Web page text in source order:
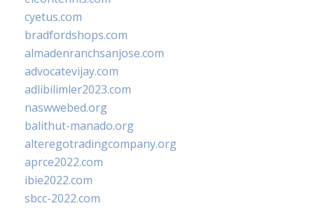
cyetus.com
bradfordshops.com
almadenranchsanjose.com
advocatevijay.com
adlibilimler2023.com
naswwebed.org
balithut-manado.org
alteregotradingcompany.org
aprce2022.com
ibie2022.com
sbcc-2022.com